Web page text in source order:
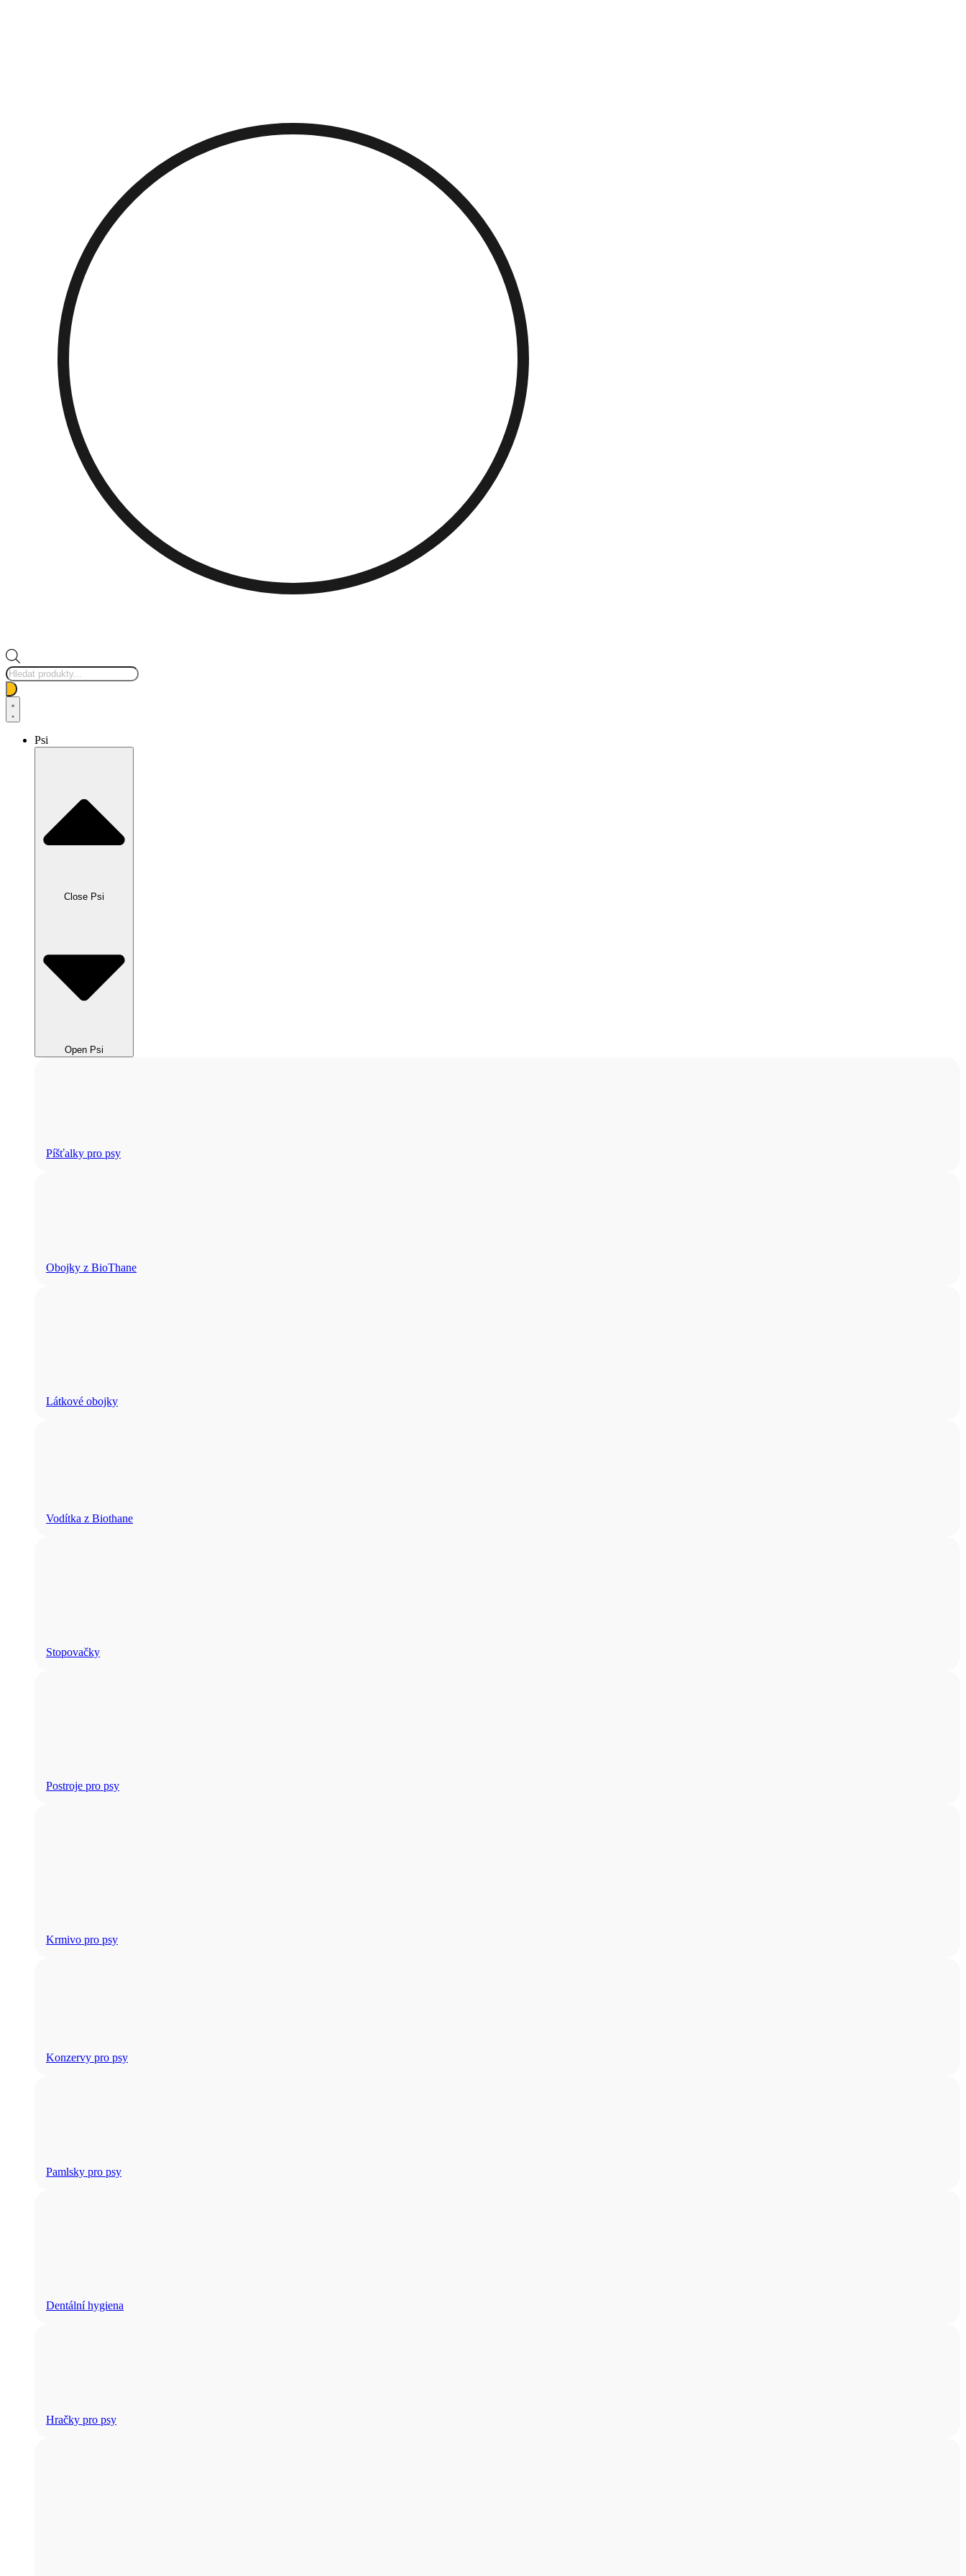
Products
search
Psi
Close Psi
Open Psi
Píšťalky pro psy
Obojky z BioThane
Látkové obojky
Vodítka z Biothane
Stopovačky
Postroje pro psy
Krmivo pro psy
Konzervy pro psy
Pamlsky pro psy
Dentální hygiena
Hračky pro psy